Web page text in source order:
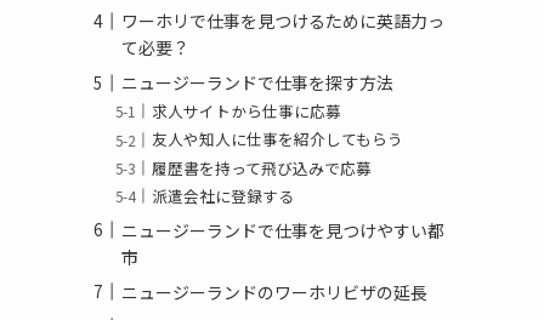
ワーホリで仕事を見つけるために英語力っ
て必要？
ニュージーランドで仕事を探す方法
求人サイトから仕事に応募
友人や知人に仕事を紹介してもらう
履歴書を持って飛び込みで応募
派遣会社に登録する
ニュージーランドで仕事を見つけやすい都
市
ニュージーランドのワーホリビザの延長